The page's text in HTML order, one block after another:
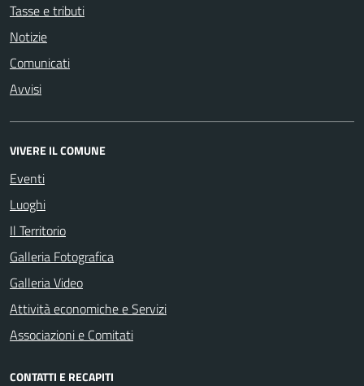
Tasse e tributi
Notizie
Comunicati
Avvisi
VIVERE IL COMUNE
Eventi
Luoghi
Il Territorio
Galleria Fotografica
Galleria Video
Attività economiche e Servizi
Associazioni e Comitati
CONTATTI E RECAPITI